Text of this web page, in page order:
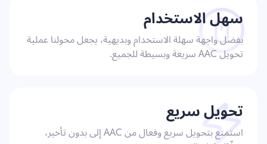
سهل الاستخدام
بفضل واجهة سهلة الاستخدام وبديهية، يجعل محولنا عملية
تحويل AAC سريعة وبسيطة للجميع.
تحويل سريع
استمتع بتحويل سريع وفعال من AAC إلى بدون تأخير،